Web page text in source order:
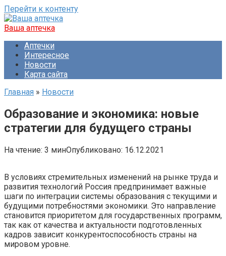
Перейти к контенту
Ваша аптечка
Аптечки
Интересное
Новости
Карта сайта
Главная » Новости
Образование и экономика: новые
стратегии для будущего страны
На чтение: 3 минОпубликовано: 16.12.2021
В условиях стремительных изменений на рынке труда и
развития технологий Россия предпринимает важные
шаги по интеграции системы образования с текущими и
будущими потребностями экономики. Это направление
становится приоритетом для государственных программ,
так как от качества и актуальности подготовленных
кадров зависит конкурентоспособность страны на
мировом уровне.